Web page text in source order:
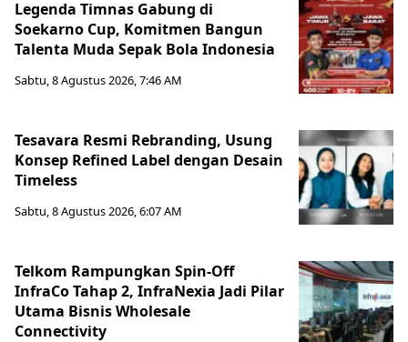
Legenda Timnas Gabung di
Soekarno Cup, Komitmen Bangun
Talenta Muda Sepak Bola Indonesia
Sabtu, 8 Agustus 2026, 7:46 AM
Tesavara Resmi Rebranding, Usung
Konsep Refined Label dengan Desain
Timeless
Sabtu, 8 Agustus 2026, 6:07 AM
Telkom Rampungkan Spin-Off
InfraCo Tahap 2, InfraNexia Jadi Pilar
Utama Bisnis Wholesale
Connectivity